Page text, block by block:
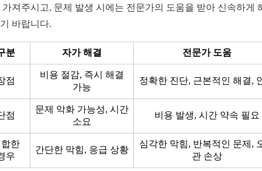
가져주시고, 문제 발생 시에는 전문가의 도움을 받아 신속하게
바랍니다.
분 자가 해결 전문가 도움
점
비용 절감, 즉시 해결
가능
정확한 진단, 근본적인 해결,
점
문제 악화 가능성, 시간
소요
비용 발생, 시간 약속 필요
한
우
간단한 막힘, 응급 상황
심각한 막힘, 반복적인 문제,
관 손상